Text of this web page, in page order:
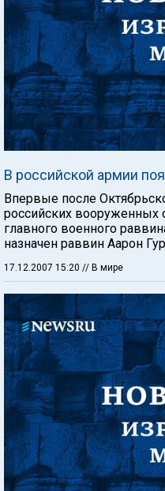
В российской армии
Впервые после
российских вооруженных
главного военного
назначен раввин Аарон
17.12.2007 15:20 // В мире